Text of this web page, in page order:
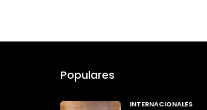
Populares
INTERNACIONALES